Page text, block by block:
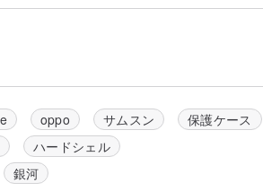
oppo サムスン
保護ケース
ハードシェル
銀河